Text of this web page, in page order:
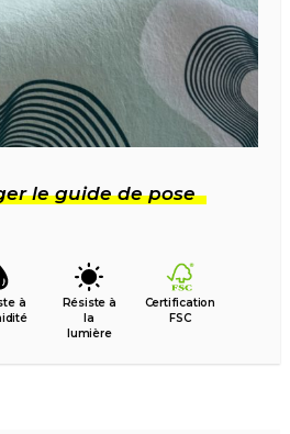
le guide de pose
à
Résiste à
la
lumière
Certification
FSC